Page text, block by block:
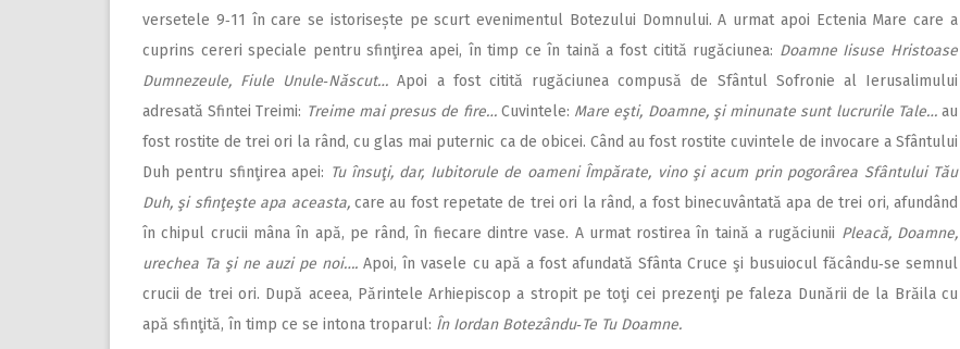
versetele 9‑11 în care se istorisește pe scurt evenimentul Botezului Domnului. A urmat apoi Ectenia Mare care a
cuprins cereri speciale pentru sfinţirea apei, în timp ce în taină a fost citită rugăciunea: Doamne Iisuse Hristoase
Dumnezeule, Fiule Unule‑Născut…Apoi a fost citită rugăciunea compusă de Sfântul Sofronie al Ieru­salimului
adresată Sfintei Treimi: Treime mai presus de fire… Cuvintele: Mare eşti, Doamne, şi minunate sunt lucrurile Tale…au
fost rostite de trei ori la rând, cu glas mai puternic ca de obicei. Când au fost rostite cuvintele de invocare a Sfântului
Duh pentru sfinţirea apei: Tu însuţi, dar, Iubitorule de oameni Împărate, vino şi acum prin po­gorârea Sfântului Tău
Duh, şi sfinţeşte apa aceasta,care au fost repetate de trei ori la rând, a fost binecuvântată apa de trei ori, afundând
în chipul crucii mâna în apă, pe rând, în fiecare dintre vase. A urmat rostirea în taină a rugăciunii Pleacă, Doamne,
ure­chea Ta şi ne auzi pe noi…. Apoi, în vasele cu apă a fost afundată Sfânta Cruce şi busuiocul făcându‑se semnul
crucii de trei ori. După aceea, Părintele Arhiepiscop a stropit pe toţi cei prezenţi pe faleza Dunării de la Brăila cu
apă sfinţită, în timp ce se intona troparul: În Iordan Botezându‑Te Tu Doamne.